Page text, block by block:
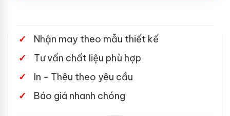
Nhận may theo mẫu thiết kế
Tư vấn chất liệu phù hợp
In - Thêu theo yêu cầu
Báo giá nhanh chóng